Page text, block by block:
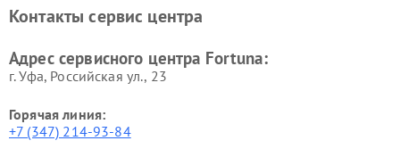
Контакты сервис центра
Адрес сервисного центра Fortuna:
г. Уфа, Российская ул., 23
Горячая линия:
+7 (347) 214-93-84